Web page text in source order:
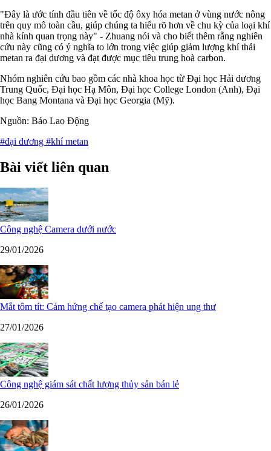
"Đây là ước tính đầu tiên về tốc độ ôxy hóa metan ở vùng nước nông
trên quy mô toàn cầu, giúp chúng ta hiểu rõ hơn về chu kỳ của loại khí
nhà kính quan trọng này" - Zhuang nói và cho biết thêm rằng nghiên
cứu này cũng có ý nghĩa to lớn trong việc giúp giảm lượng khí thải
metan ra đại dương và đạt được mục tiêu trung hoà carbon.
Nhóm nghiên cứu bao gồm các nhà khoa học từ Đại học Hải dương
Trung Quốc, Đại học Hạ Môn, Đại học College London (Anh), Đại
học Bang Montana và Đại học Georgia (Mỹ).
Nguồn: Báo Lao Động
#đại dương #khí metan
Bài viết liên quan
Công nghệ Camera dưới nước
29/01/2026
Mắt tôm tít: Cảm hứng chế tạo camera phát hiện ung thư
27/01/2026
Công nghệ giám sát chất lượng thủy sản bán lẻ
26/01/2026